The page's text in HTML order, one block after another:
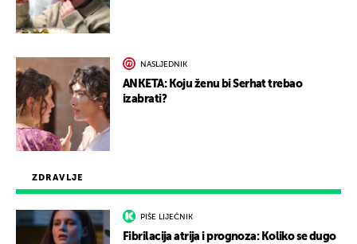
ZDRAVLJE
PIŠE LIJEČNIK
Fibrilacija atrija i prognoza: Koliko se dugo
NASLJEDNIK
ANKETA: Koju ženu bi Serhat trebao
izabrati?